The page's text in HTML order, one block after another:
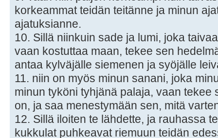
korkeammat teidän teitänne ja minun
ajatuksianne.
10. Sillä niinkuin sade ja lumi, joka
vaan kostuttaa maan, tekee sen
antaa kylväjälle siemenen ja syöjälle
11. niin on myös minun sanani, joka
minun tyköni tyhjänä palaja, vaan tekee
on, ja saa menestymään sen, mitä
12. Sillä iloiten te lähdette, ja rauhassa
kukkulat puhkeavat riemuun teidän